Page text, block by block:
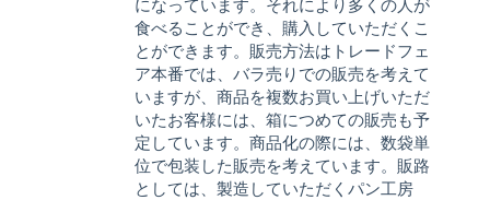
になっています。それにより多くの人が
食べることができ、購入していただくこ
とができます。販売方法はトレードフェ
ア本番では、バラ売りでの販売を考えて
いますが、商品を複数お買い上げいただ
いたお客様には、箱につめての販売も予
定しています。商品化の際には、数袋単
位で包装した販売を考えています。販路
としては、製造していただくパン工房